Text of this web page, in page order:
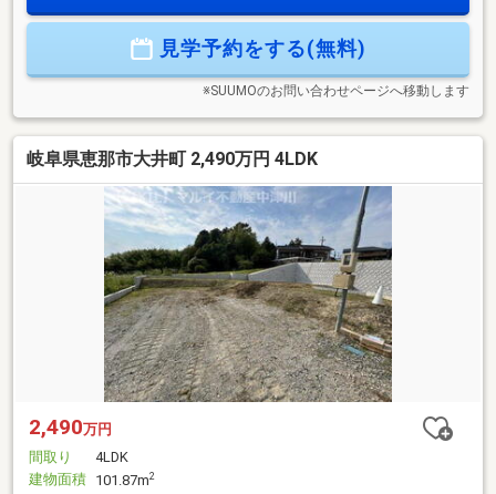
ク」をタップ！≪ 資料請求 ≫オレンジのボタンをタップ！担
当：池戸
見学予約をする(無料)
※SUUMOのお問い合わせページへ移動します
岐阜県恵那市大井町 2,490万円 4LDK
2,490万円
間取り
4LDK
建物面積 101.87m2